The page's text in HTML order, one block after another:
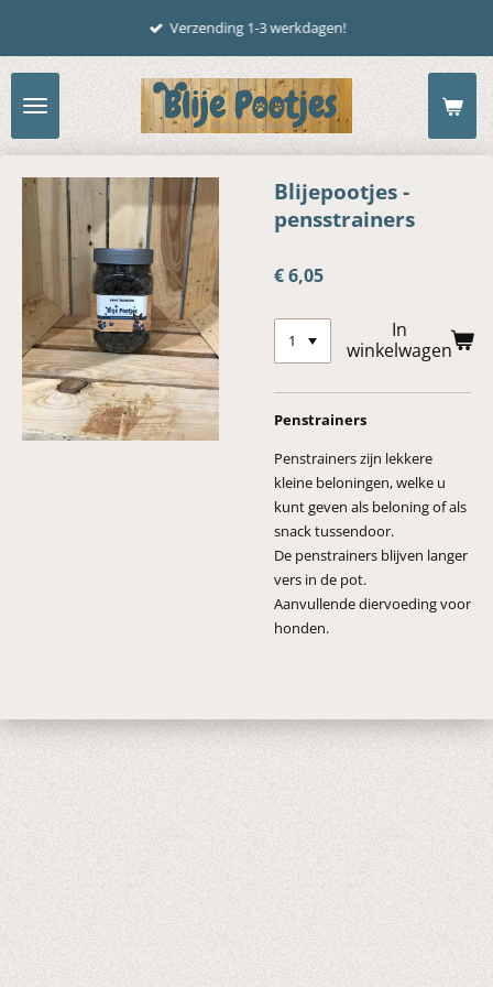
naar
de
hoofdinhoud
Verzending 1-3 werkdagen!
Blijepootjes -
pensstrainers
€ 6,05
In
winkelwagen
Penstrainers
Penstrainers zijn lekkere
kleine beloningen, welke u
kunt geven als beloning of als
snack tussendoor.
De penstrainers blijven langer
vers in de pot.
Aanvullende diervoeding voor
honden.